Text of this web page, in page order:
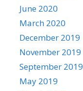
June 2020
March 2020
December 2019
November 2019
September 2019
May 2019